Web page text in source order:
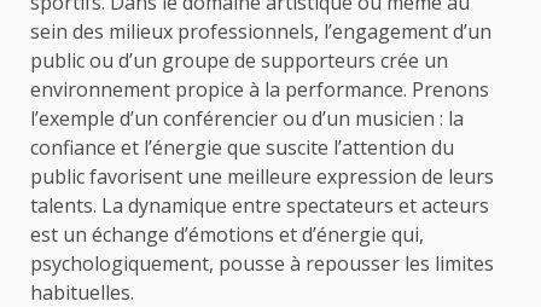
sein des milieux professionnels, l’engagement d’un
public ou d’un groupe de supporteurs crée un
environnement propice à la performance. Prenons
l’exemple d’un conférencier ou d’un musicien : la
confiance et l’énergie que suscite l’attention du
public favorisent une meilleure expression de leurs
talents. La dynamique entre spectateurs et acteurs
est un échange d’émotions et d’énergie qui,
psychologiquement, pousse à repousser les limites
habituelles.